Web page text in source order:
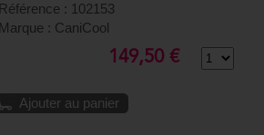
Référence : 102153
Marque : CaniCool
149,50 €
Ajouter au panier